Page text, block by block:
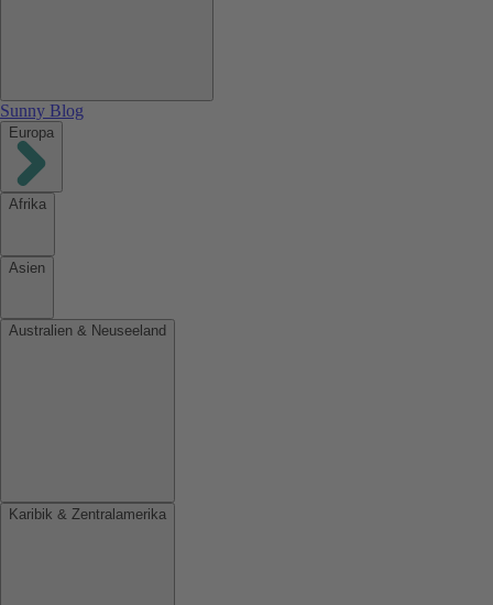
Sunny Blog
Europa
Afrika
Asien
Australien & Neuseeland
Karibik & Zentralamerika